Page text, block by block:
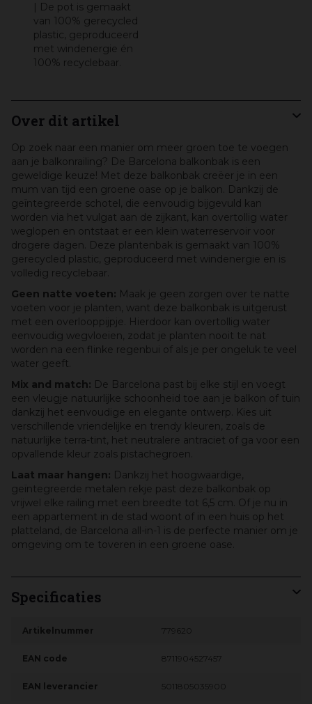
| De pot is gemaakt
van 100% gerecycled
plastic, geproduceerd
met windenergie én
100% recyclebaar.
Over dit artikel
Op zoek naar een manier om meer groen toe te voegen
aan je balkonrailing? De Barcelona balkonbak is een
geweldige keuze! Met deze balkonbak creëer je in een
mum van tijd een groene oase op je balkon. Dankzij de
geïntegreerde schotel, die eenvoudig bijgevuld kan
worden via het vulgat aan de zijkant, kan overtollig water
weglopen en ontstaat er een klein waterreservoir voor
drogere dagen. Deze plantenbak is gemaakt van 100%
gerecycled plastic, geproduceerd met windenergie en is
volledig recyclebaar.
Geen natte voeten: Maak je geen zorgen over te natte
voeten voor je planten, want deze balkonbak is uitgerust
met een overlooppijpje. Hierdoor kan overtollig water
eenvoudig wegvloeien, zodat je planten nooit te nat
worden na een flinke regenbui of als je per ongeluk te veel
water geeft.
Mix and match: De Barcelona past bij elke stijl en voegt
een vleugje natuurlijke schoonheid toe aan je balkon of tuin
dankzij het eenvoudige en elegante ontwerp. Kies uit
verschillende vriendelijke en trendy kleuren, zoals de
natuurlijke terra-tint, het neutralere antraciet of ga voor een
opvallende kleur zoals pistachegroen.
Laat maar hangen: Dankzij het hoogwaardige,
geïntegreerde metalen rekje past deze balkonbak op
vrijwel elke railing met een breedte tot 6,5 cm. Of je nu in
een appartement in de stad woont of in een huis op het
platteland, de Barcelona all-in-1 is de perfecte manier om je
omgeving om te toveren in een groene oase.
Specificaties
Artikelnummer 779620
EAN code 8711904527457
EAN leverancier 5011805035900